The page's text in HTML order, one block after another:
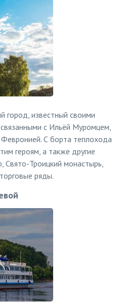
город, известный своими
с Ильёй Муромцем,
С борта теплохода
героям, а также другие
Свято-Троицкий монастырь,
ряды.